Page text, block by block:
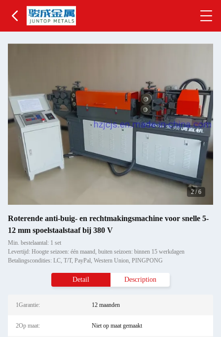
2/6
Roterende anti-buig- en rechtmakingsmachine voor snelle 5-
12 mm spoelstaalstaaf bij 380 V
Min. bestelaantal: 1 set
Levertijd: Hoogte seizoen: één maand, buiten seizoen: binnen 15 werkdagen
Betalingscondities: LC, T/T, PayPal, Western Union, PINGPONG
Detail Description
1Garantie: 12 maanden
2Op maat: Niet op maat gemaakt